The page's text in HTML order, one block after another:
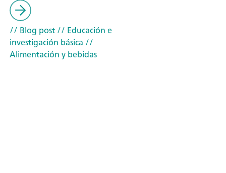
// Blog post// Educación e
investigación básica //
Alimentación y bebidas